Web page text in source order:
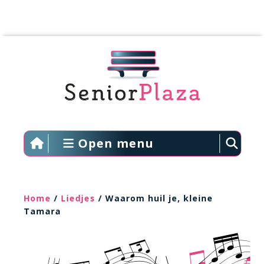
Open menu
Home / Liedjes / Waarom huil je, kleine
Tamara